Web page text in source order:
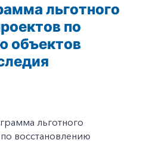
льготного
по
объектов
льготного
восстановлению